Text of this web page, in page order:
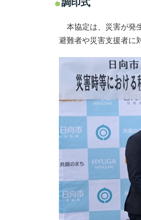
調印式
本協定は、災害が発
避難者や災害支援者に